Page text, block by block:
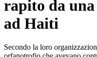
rapito da
ad Haiti
Secondo la loro